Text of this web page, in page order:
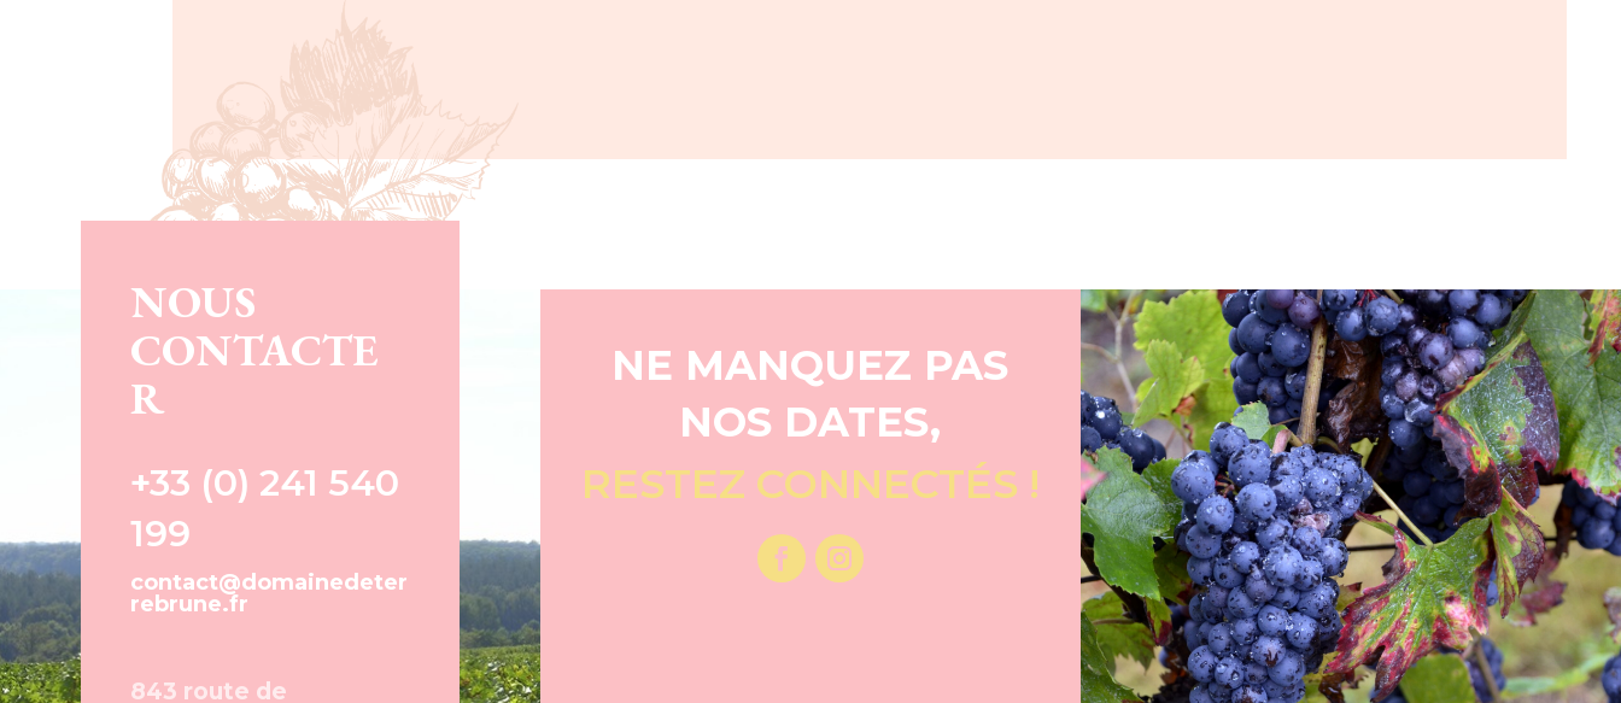
NOUS
CONTACTE
R
+33 (0) 241 540
199
contact@domainedeter
rebrune.fr
843 route de
NE MANQUEZ PAS
NOS DATES,
RESTEZ CONNECTÉS !